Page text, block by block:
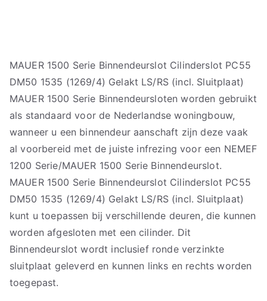
MAUER 1500 Serie Binnendeurslot Cilinderslot PC55
DM50 1535 (1269/4) Gelakt LS/RS (incl. Sluitplaat)
MAUER 1500 Serie Binnendeursloten worden gebruikt
als standaard voor de Nederlandse woningbouw,
wanneer u een binnendeur aanschaft zijn deze vaak
al voorbereid met de juiste infrezing voor een NEMEF
1200 Serie/MAUER 1500 Serie Binnendeurslot.
MAUER 1500 Serie Binnendeurslot Cilinderslot PC55
DM50 1535 (1269/4) Gelakt LS/RS (incl. Sluitplaat)
kunt u toepassen bij verschillende deuren, die kunnen
worden afgesloten met een cilinder. Dit
Binnendeurslot wordt inclusief ronde verzinkte
sluitplaat geleverd en kunnen links en rechts worden
toegepast.